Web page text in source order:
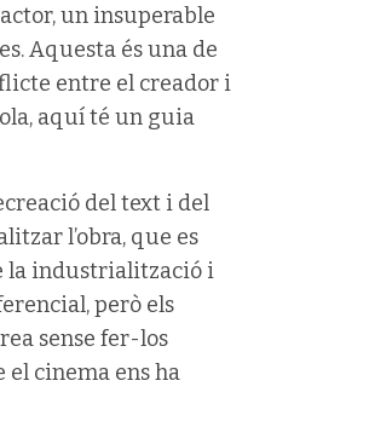
un insuperable
Aquesta és una de
entre el creador i
aquí té un guia
del text i del
l’obra, que es
la industrialització i
però els
sense fer-los
el cinema ens ha